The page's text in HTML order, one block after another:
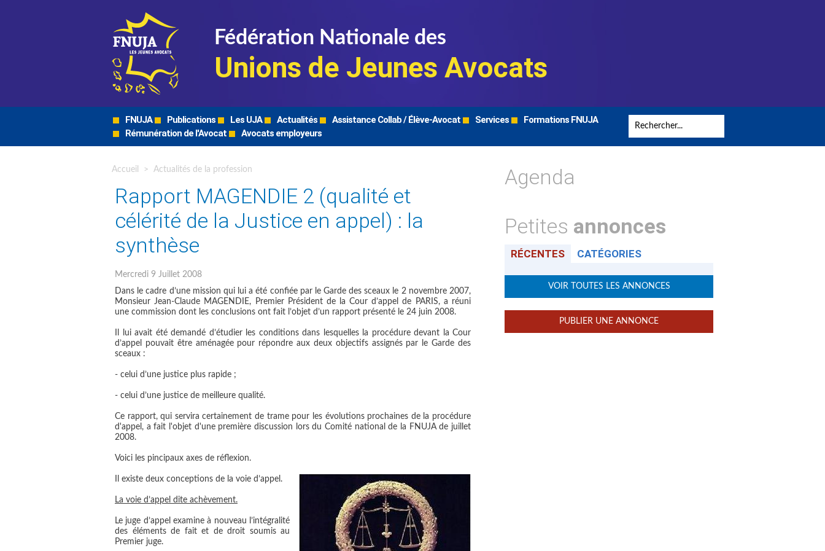
Fédération Nationale des
Unions de Jeunes Avocats
FNUJA Publications Les UJA Actualités Assistance Collab / Élève-Avocat Services
Formations FNUJA
Rémunération de l'Avocat
Avocats employeurs
Accueil > Actualités de la profession
Rapport MAGENDIE 2 (qualité et
célérité de la Justice en appel) : la
synthèse
Mercredi 9 Juillet 2008
Dans le cadre d’une mission qui lui a été confiée par le Garde des sceaux le 2 novembre 2007,
Monsieur Jean-Claude MAGENDIE, Premier Président de la Cour d’appel de PARIS, a réuni
une commission dont les conclusions ont fait l’objet d’un rapport présenté le 24 juin 2008.
Il lui avait été demandé d’étudier les conditions dans lesquelles la procédure devant la Cour
d’appel pouvait être aménagée pour répondre aux deux objectifs assignés par le Garde des
sceaux :
- celui d’une justice plus rapide ;
- celui d’une justice de meilleure qualité.
Ce rapport, qui servira certainement de trame pour les évolutions prochaines de la procédure
d'appel, a fait l'objet d'une première discussion lors du Comité national de la FNUJA de juillet
2008.
Voici les pincipaux axes de réflexion.
Il existe deux conceptions de la voie d’appel.
La voie d’appel dite achèvement.
Le juge d’appel examine à nouveau l’intégralité
des éléments de fait et de droit soumis au
Premier juge.
Agenda
Petites annonces
RÉCENTES CATÉGORIES
VOIR TOUTES LES ANNONCES
PUBLIER UNE ANNONCE